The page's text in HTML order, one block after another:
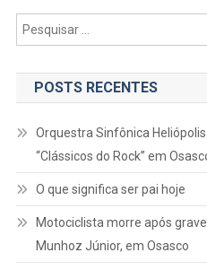
POSTS RECENTES
Orquestra Sinfônica
“Clássicos do Rock” em
O que significa ser pai hoje
Motociclista morre após
Munhoz Júnior, em Osasco